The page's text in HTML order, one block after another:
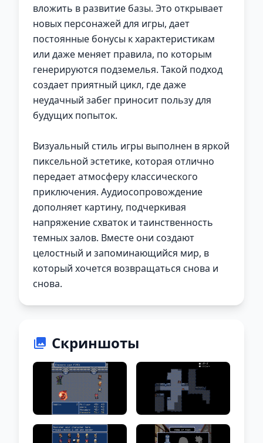
вложить в развитие базы. Это открывает
новых персонажей для игры, дает
постоянные бонусы к характеристикам
или даже меняет правила, по которым
генерируются подземелья. Такой подход
создает приятный цикл, где даже
неудачный забег приносит пользу для
будущих попыток.
Визуальный стиль игры выполнен в яркой
пиксельной эстетике, которая отлично
передает атмосферу классического
приключения. Аудиосопровождение
дополняет картину, подчеркивая
напряжение схваток и таинственность
темных залов. Вместе они создают
целостный и запоминающийся мир, в
который хочется возвращаться снова и
снова.
Скриншоты